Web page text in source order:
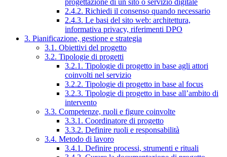
progettazione di un sito o servizio digitale
2.4.2. Richiedi il consenso quando necessario
2.4.3. Le basi del sito web: architettura,
informativa privacy, riferimenti DPO
3. Pianificazione, gestione e strategia
3.1. Obiettivi del progetto
3.2. Tipologie di progetti
3.2.1. Tipologie di progetto in base agli attori
coinvolti nel servizio
3.2.2. Tipologie di progetto in base al focus
3.2.3. Tipologie di progetto in base all’ambito di
intervento
3.3. Competenze, ruoli e figure coinvolte
3.3.1. Coordinatore di progetto
3.3.2. Definire ruoli e responsabilità
3.4. Metodo di lavoro
3.4.1. Definire processi, strumenti e rituali